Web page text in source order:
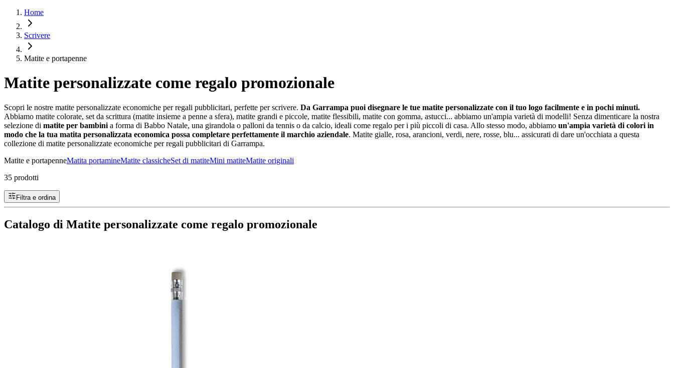
Home
Scrivere
Matite e portapenne
Matite personalizzate come regalo promozionale
Scopri le nostre matite personalizzate economiche per regali pubblicitari, perfette per scrivere. Da Garrampa puoi disegnare le tue matite personalizzate con il tuo logo facilmente e in pochi minuti.
Abbiamo matite colorate, set da scrittura (matite insieme a penne a sfera), matite grandi e piccole, matite flessibili, matite con gomma, astucci... abbiamo un'ampia varietà di modelli! Senza dimenticare la nostra
selezione di matite per bambini a forma di Babbo Natale, una girandola o palloni da tennis o da calcio, ideali come regalo per i più piccoli di casa. Allo stesso modo, abbiamo un'ampia varietà di colori in
modo che la tua matita personalizzata economica possa completare perfettamente il marchio aziendale. Matite gialle, rosa, arancioni, verdi, nere, rosse, blu... assicurati di dare un'occhiata a questa
collezione di matite personalizzate economiche per regali pubblicitari di Garrampa.
Matite e portapenneMatita portamineMatite classicheSet di matiteMini matiteMatite originali
35 prodotti
Filtra e ordina
Catalogo di Matite personalizzate come regalo promozionale